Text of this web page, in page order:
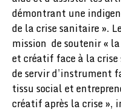
démontrant une
de la crise sanitaire ».
mission de soutenir «
et créatif face à la
de servir d’instrument
tissu social et
créatif après la crise »,